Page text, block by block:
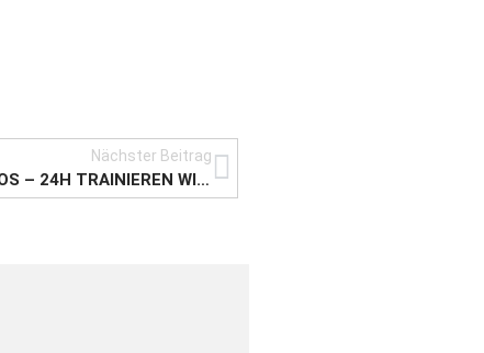
Nächster Beitrag
DER TREND VON SMART GYM FITNESSSTUDIOS – 24H TRAINIEREN WIRD SO MÖGLICH